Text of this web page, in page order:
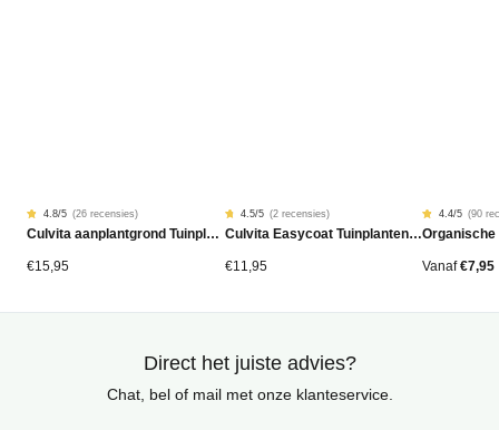
Gewaardeerd
4.77
gebaseerd
op
26
4.8/5 (26 recensies)
Culvita aanplantgrond Tuinplanten, Bomen & Hagen BIO 40L
€15,95
Gewaardeerd
4.50
gebaseerd
op
2
4.5/5 (2 recensies)
Culvita Easycoat Tuinplantenmest (langdurige werking)
€11,95
Gewaardeerd
4.42
gebaseerd
op
90
4.4/5 (90
Vanaf €7,95
Direct het juiste advies?
Chat, bel of mail met onze klanteservice.